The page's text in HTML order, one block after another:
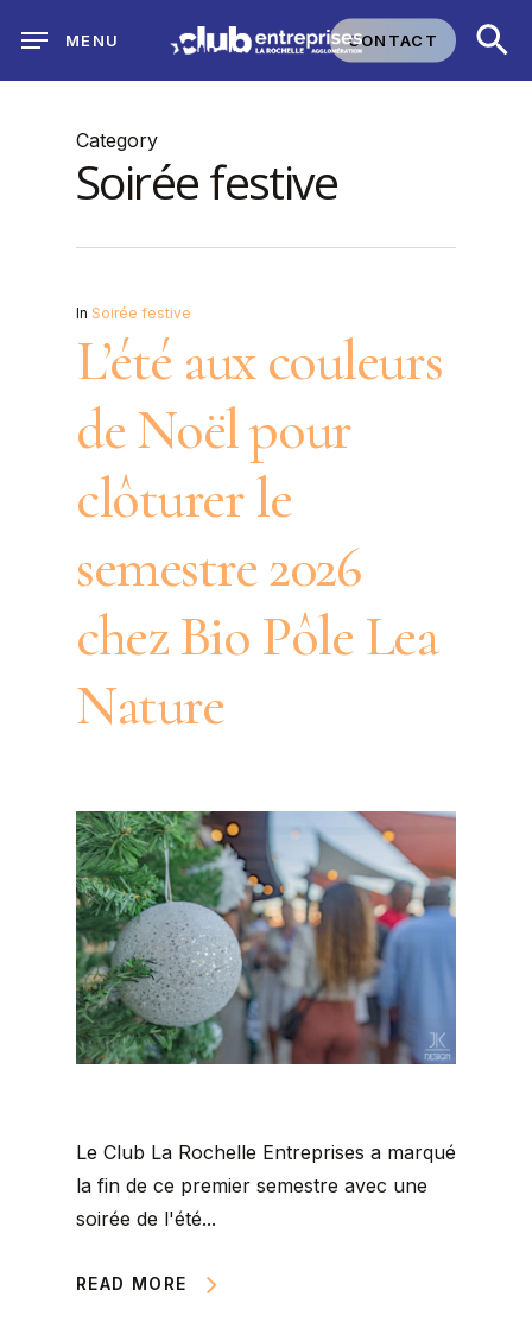
main
CONTACT
MENU
Category
Soirée festive
In Soirée festive
L’été aux couleurs
de Noël pour
clôturer le
semestre 2026
chez Bio Pôle Lea
Nature
Le Club La Rochelle Entreprises a marqué
la fin de ce premier semestre avec une
soirée de l'été...
READ MORE